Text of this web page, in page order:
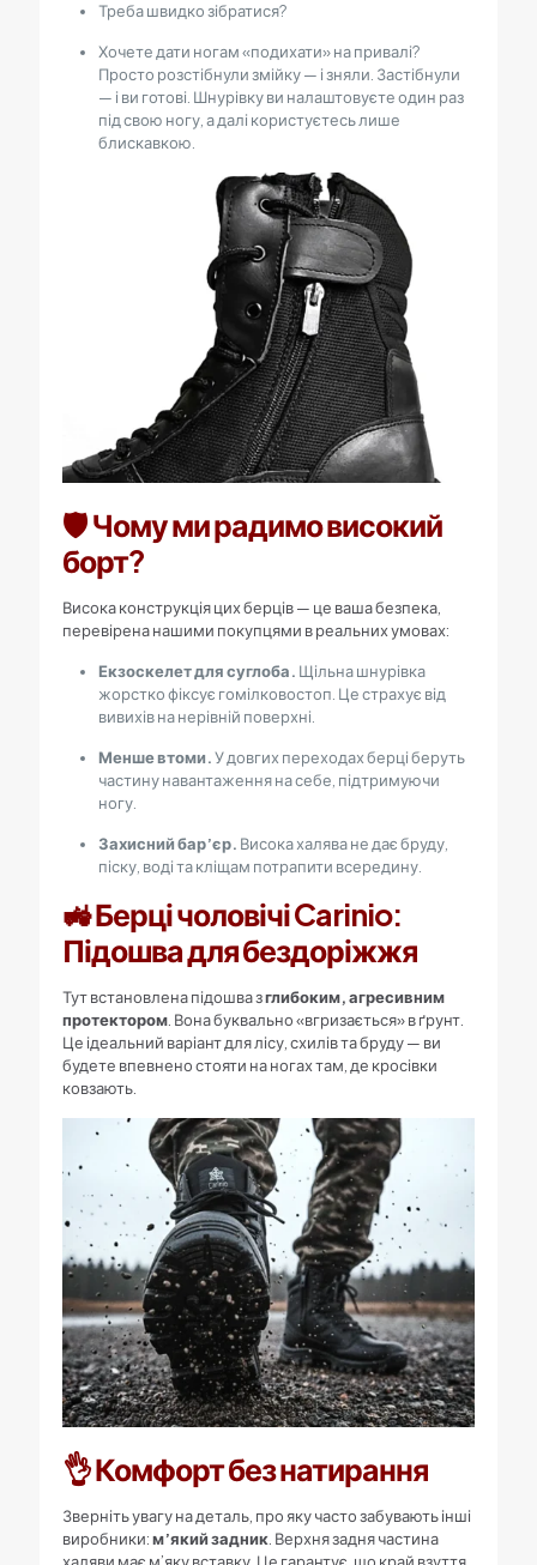
Треба швидко зібратися?
Хочете дати ногам «подихати» на привалі?
Просто розстібнули змійку — і зняли. Застібнули
— і ви готові. Шнурівку ви налаштовуєте один раз
під свою ногу, а далі користуєтесь лише
блискавкою.
🛡️ Чому ми радимо високий
борт?
Висока конструкція цих берців — це ваша безпека,
перевірена нашими покупцями в реальних умовах:
Екзоскелет для суглоба. Щільна шнурівка
жорстко фіксує гомілковостоп. Це страхує від
вивихів на нерівній поверхні.
Менше втоми.У довгих переходах берці беруть
частину навантаження на себе, підтримуючи
ногу.
Захисний бар’єр. Висока халява не дає бруду,
піску, воді та кліщам потрапити всередину.
🚜 Берці чоловічі Carinio:
Підошва для бездоріжжя
Тут встановлена підошва зглибоким, агресивним
протектором. Вона буквально «вгризається» в ґрунт.
Це ідеальний варіант для лісу, схилів та бруду — ви
будете впевнено стояти на ногах там, де кросівки
ковзають.
👌 Комфорт без натирання
Зверніть увагу на деталь, про яку часто забувають інші
виробники:м’який задник. Верхня задня частина